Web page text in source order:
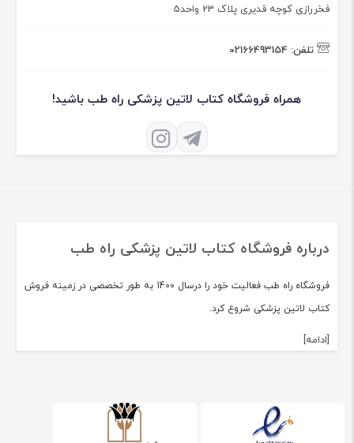
فخررازی کوچه قدیری پلاک 23 واحد5
تلفن: 02166493154
همراه فروشگاه کتاب لاتین پزشکی راه طب باشید!
درباره فروشگاه کتاب لاتین پزشکی راه طب
فروشگاه راه طب فعالیت خود را درسال 1400 به طور تخصصی در زمینه فروش
کتاب لاتین پزشکی شروع کرد.
[ادامه]